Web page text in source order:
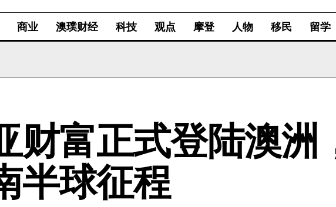
商业 澳璞财经 科技 观点 摩登 人物 移民 留学
财富正式登陆澳洲
半球征程